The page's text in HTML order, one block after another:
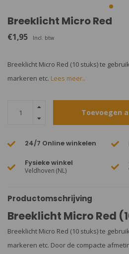
Breeklicht Micro Red
€1,95 Incl. btw
Breeklicht Micro Red (10 stuks) te
markeren etc. Lees meer..
Toevoegen
24/7 Online winkelen
Fysieke winkel
Veldhoven (NL)
Productomschrijving
Breeklicht Micro Red
Breeklicht Micro Red (10 stuks) te
markeren etc. Door de compacte